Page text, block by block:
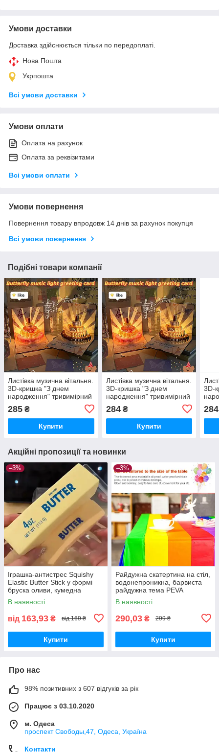
Умови доставки
Доставка здійснюється тільки по передоплаті.
Нова Пошта
Укрпошта
Всі умови доставки
Умови оплати
Оплата на рахунок
Оплата за реквізитами
Всі умови оплати
Умови повернення
Повернення товару впродовж 14 днів за рахунок покупця
Всі умови повернення
Подібні товари компанії
Листівка музична вітальня.
3D-кришка "З днем
народження" тривимірний
подарунок ручної роботи
+ конверт
285 ₴
Купити
Листівка музична вітальня.
3D-кришка "З днем
народження" тривимірний
подарунок ручної роботи
+ конверт
284₴
Купити
3D-
+
284
Акційні пропозиції та новинки
–3%
Іграшка-антистрес Squishy
Elastic Butter Stick у формі
бруска оливи, кумедна
іграшка для зняття напруги,
для зняття тривожності
В наявності
від 163,93 ₴ від 169 ₴
Купити
–3%
Райдужна скатертина на стіл,
водонепроникна, барвиста
райдужна тема PEVA
137х274 "Reinbow"
В наявності
290,03 ₴ 299 ₴
Купити
Про нас
98% позитивних з 607 відгуків за рік
Працює з 03.10.2020
м. Одеса
проспект Свободы,47, Одеса, Україна
Контакти